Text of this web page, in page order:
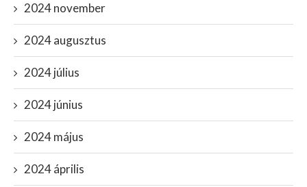
2024 november
2024 augusztus
2024 július
2024 június
2024 május
2024 április